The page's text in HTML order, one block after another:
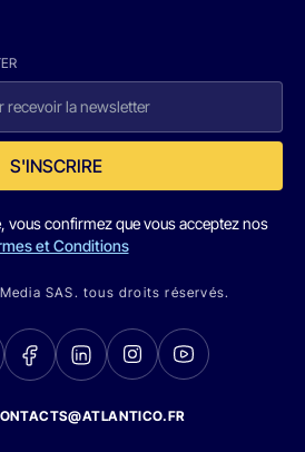
S'INSCRIRE
vous confirmez que vous acceptez nos
et Conditions
SAS. tous droits réservés.